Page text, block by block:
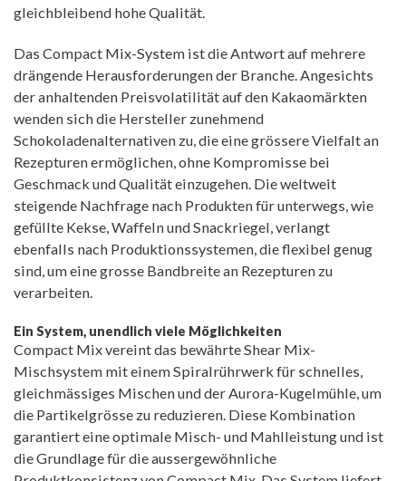
gleichbleibend hohe Qualität.
Das Compact Mix-System ist die Antwort auf mehrere
drängende Herausforderungen der Branche. Angesichts
der anhaltenden Preisvolatilität auf den Kakaomärkten
wenden sich die Hersteller zunehmend
Schokoladenalternativen zu, die eine grössere Vielfalt an
Rezepturen ermöglichen, ohne Kompromisse bei
Geschmack und Qualität einzugehen. Die weltweit
steigende Nachfrage nach Produkten für unterwegs, wie
gefüllte Kekse, Waffeln und Snackriegel, verlangt
ebenfalls nach Produktionssystemen, die flexibel genug
sind, um eine grosse Bandbreite an Rezepturen zu
verarbeiten.
Ein System, unendlich viele Möglichkeiten
Compact Mix vereint das bewährte Shear Mix-
Mischsystem mit einem Spiralrührwerk für schnelles,
gleichmässiges Mischen und der Aurora-Kugelmühle, um
die Partikelgrösse zu reduzieren. Diese Kombination
garantiert eine optimale Misch- und Mahlleistung und ist
die Grundlage für die aussergewöhnliche